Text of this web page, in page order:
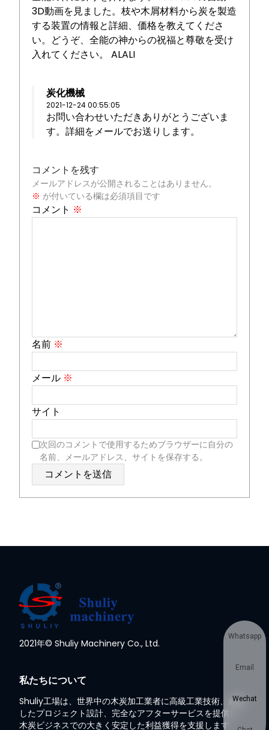
3D動画を見ました。枝や木屑材料から炭を製造
する装置の情報と詳細、価格を教えてくださ
い。どうぞ、全能の神からの祝福と尊敬を受け
入れてください。 ALALI
炭化機械
2021-12-24 00:55:05
お問い合わせいただきありがとうございま
す。詳細をメールでお送りします。
コメントを残す
メールアドレスが公開されることはありません。
※ が付いている欄は必須項目です
コメント ※
名前 ※
メール ※
サイト
次回のコメントで使用するためブラウザーに自分の
名前、メールアドレス、サイトを保存する。
2021年© Shuliy Machinery Co., Ltd.
私たちについて
Shuliy工場は、世界中の木炭加工業者に高級工業技術、成熟
したプロジェクト設計、完全なアフターサービスを提供し、
木炭ビジネスでの大きく安定した利益獲得を支援します
Whatsapp
Email
Wechat